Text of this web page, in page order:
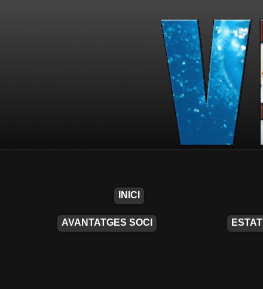
INICI
AVANTATGES SOCI